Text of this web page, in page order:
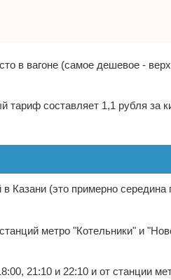
в вагоне (самое дешевое -
составляет 1,1 рубля за
Казани (это примерно середина
метро "Котельники" и
21:10 и 22:10 и от станции